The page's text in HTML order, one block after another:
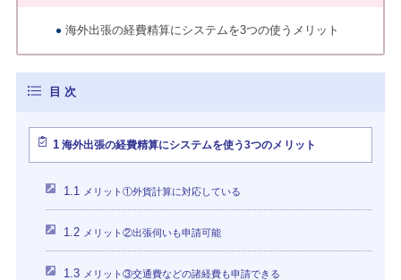
海外出張の経費精算にシステムを3つの使うメリット
1海外出張の経費精算にシステムを使う3つのメリット
1.1 メリット①外貨計算に対応している
1.2 メリット②出張伺いも申請可能
1.3 メリット③交通費などの諸経費も申請できる